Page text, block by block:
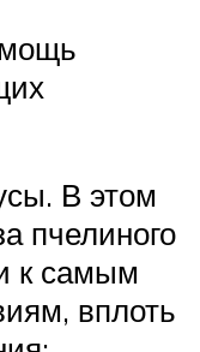
В этом
пчелиного
к самым
вплоть